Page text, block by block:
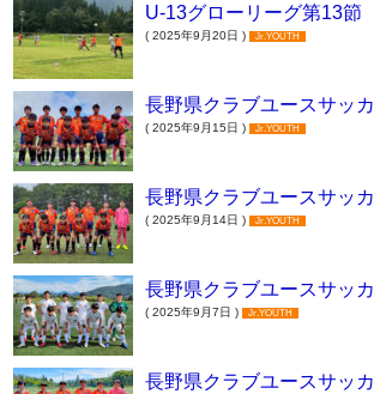
U-13グローリーグ第13節
( 2025年9月20日 ) Jr.YOUTH
長野県クラブユースサッ
( 2025年9月15日 ) Jr.YOUTH
長野県クラブユースサッ
( 2025年9月14日 ) Jr.YOUTH
長野県クラブユースサッ
( 2025年9月7日 ) Jr.YOUTH
長野県クラブユースサッ